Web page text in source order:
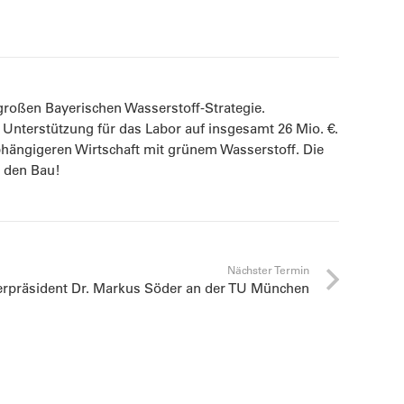
Bayerischen Wasserstoff-Strategie.
für das Labor auf insgesamt 26 Mio. €.
Wirtschaft mit grünem Wasserstoff. Die
Bau!
Nächster Termin
Dr. Markus Söder an der TU München